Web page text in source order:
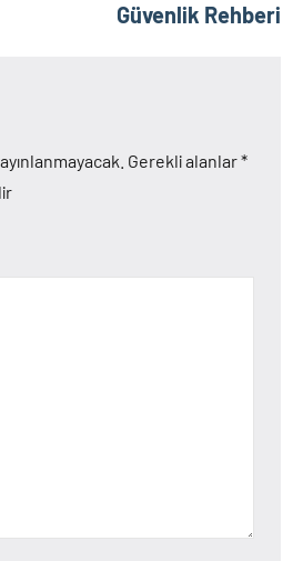
Güvenlik Rehberi
Gerekli alanlar*